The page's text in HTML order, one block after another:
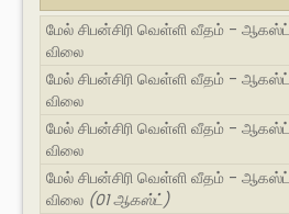
மேல் சிபன்சிரி வெள்ளி வீதம் -
விலை
மேல் சிபன்சிரி வெள்ளி வீதம் -
விலை
மேல் சிபன்சிரி வெள்ளி வீதம் - ஆகஸ்ட்
விலை
மேல் சிபன்சிரி வெள்ளி வீதம் - ஆகஸ்ட்
விலை (01 ஆகஸ்ட்)